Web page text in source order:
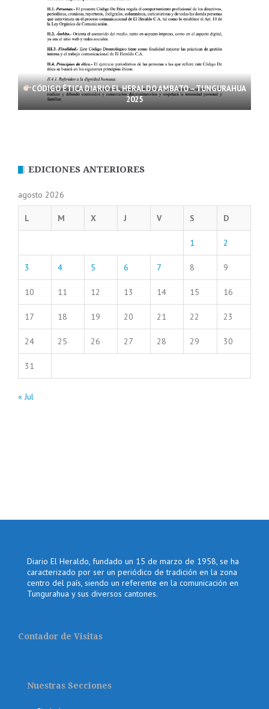
CÓDIGO ÉTICA DIARIO EL HERALDO AMBATO – TUNGURAHUA
2025
EDICIONES ANTERIORES
agosto 2026
L M X J V S D
1 2
3 4 5 6 7 8 9
10 11 12 13 14 15 16
17 18 19 20 21 22 23
24 25 26 27 28 29 30
31
« Jul
Diario El Heraldo, fundado un 15 de marzo de 1958, se ha
caracterizado por ser un periódico de tradición en la zona
centro del país, siendo un referente en la comunicación en
Tungurahua y sus diversos cantones.
Contador de Visitas
Nuestras Secciones